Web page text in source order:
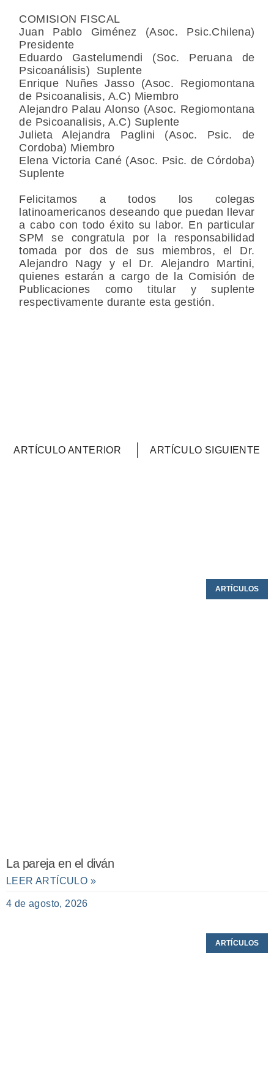
COMISION FISCAL
Juan Pablo Giménez (Asoc. Psic.Chilena)
Presidente
Eduardo Gastelumendi (Soc. Peruana de
Psicoanálisis) Suplente
Enrique Nuñes Jasso (Asoc. Regiomontana
de Psicoanalisis, A.C) Miembro
Alejandro Palau Alonso (Asoc. Regiomontana
de Psicoanalisis, A.C) Suplente
Julieta Alejandra Paglini (Asoc. Psic. de
Cordoba) Miembro
Elena Victoria Cané (Asoc. Psic. de Córdoba)
Suplente
Felicitamos a todos los colegas
latinoamericanos deseando que puedan llevar
a cabo con todo éxito su labor. En particular
SPM se congratula por la responsabilidad
tomada por dos de sus miembros, el Dr.
Alejandro Nagy y el Dr. Alejandro Martini,
quienes estarán a cargo de la Comisión de
Publicaciones como titular y suplente
respectivamente durante esta gestión.
ARTÍCULO ANTERIOR ARTÍCULO SIGUIENTE
ARTÍCULOS
La pareja en el diván
LEER ARTÍCULO »
4 de agosto, 2026
ARTÍCULOS